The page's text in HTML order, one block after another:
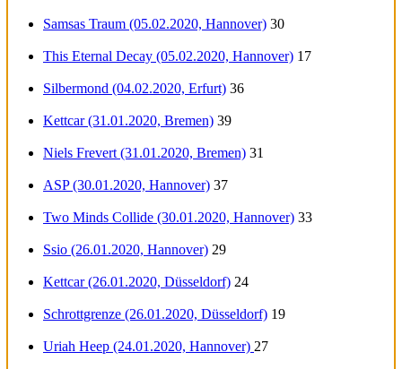
Samsas Traum (05.02.2020, Hannover) 30
This Eternal Decay (05.02.2020, Hannover) 17
Silbermond (04.02.2020, Erfurt) 36
Kettcar (31.01.2020, Bremen) 39
Niels Frevert (31.01.2020, Bremen) 31
ASP (30.01.2020, Hannover) 37
Two Minds Collide (30.01.2020, Hannover) 33
Ssio (26.01.2020, Hannover) 29
Kettcar (26.01.2020, Düsseldorf) 24
Schrottgrenze (26.01.2020, Düsseldorf) 19
Uriah Heep (24.01.2020, Hannover) 27